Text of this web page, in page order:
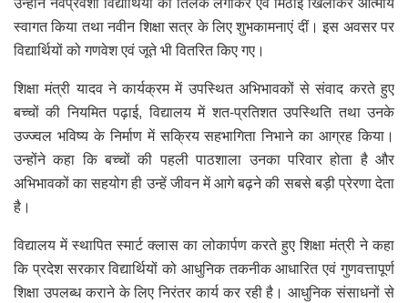
स्वागत किया तथा नवीन शिक्षा सत्र के लिए शुभकामनाएं दीं। इस अवसर पर
विद्यार्थियों को गणवेश एवं जूते भी वितरित किए गए।
शिक्षा मंत्री यादव ने कार्यक्रम में उपस्थित अभिभावकों से संवाद करते हुए
बच्चों की नियमित पढ़ाई, विद्यालय में शत-प्रतिशत उपस्थिति तथा उनके
उज्ज्वल भविष्य के निर्माण में सक्रिय सहभागिता निभाने का आग्रह किया।
उन्होंने कहा कि बच्चों की पहली पाठशाला उनका परिवार होता है और
अभिभावकों का सहयोग ही उन्हें जीवन में आगे बढ़ने की सबसे बड़ी प्रेरणा देता
है।
विद्यालय में स्थापित स्मार्ट क्लास का लोकार्पण करते हुए शिक्षा मंत्री ने कहा
कि प्रदेश सरकार विद्यार्थियों को आधुनिक तकनीक आधारित एवं गुणवत्तापूर्ण
शिक्षा उपलब्ध कराने के लिए निरंतर कार्य कर रही है। आधुनिक संसाधनों से